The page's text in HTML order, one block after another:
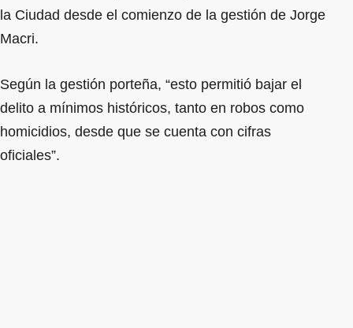
la Ciudad desde el comienzo de la gestión de Jorge
Macri.
Según la gestión porteña, “esto permitió bajar el
delito a mínimos históricos, tanto en robos como
homicidios, desde que se cuenta con cifras
oficiales”.